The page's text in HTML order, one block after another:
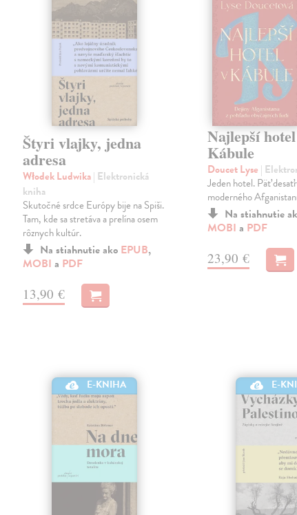
Štyri vlajky, jedna
adresa
Włodek Ludwika| Elektronická
kniha
Skutočné srdce Európy bije na Spiši.
Tam, kde sa stretáva a prelína osem
rôznych kultúr.
Na stiahnutie ako EPUB,
MOBI a PDF
13,90 €
Najlepší
Kábule
Doucet Lyse |
Jeden hotel. Päť
moderného
Na stiahnutie
MOBI a PDF
23,90 €
E-KNIHA E-